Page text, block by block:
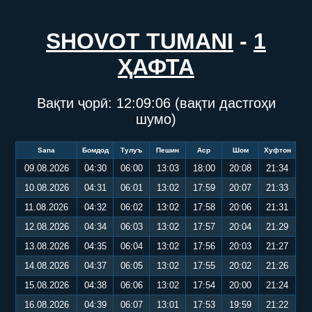
SHOVOT TUMANI - 1
ҲАФТА
Вақти ҷорӣ: 12:09:06(вақти дастгоҳи
шумо)
Sana Бомдод Тулуъ Пешин Аср Шом Хуфтон
09.08.2026 04:30 06:00 13:03 18:00 20:08
21:34
10.08.2026
04:31 06:01 13:02 17:59 20:07
21:33
11.08.2026
04:32 06:02 13:02 17:58 20:06
21:31
12.08.2026
04:34 06:03 13:02 17:57 20:04
21:29
13.08.2026
04:35 06:04 13:02 17:56 20:03
21:27
14.08.2026
04:37 06:05 13:02 17:55 20:02
21:26
15.08.2026
04:38 06:06 13:02 17:54 20:00
21:24
16.08.2026
04:39 06:07 13:01 17:53 19:59 21:22